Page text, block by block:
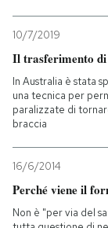
Scienza
Cultura
Economia
Sport
NEWSLETTER
10/7/2019
Il trasferimento
In Australia è stata
una tecnica per
paralizzate di
braccia
16/6/2014
Perché viene il
Non è "per via del